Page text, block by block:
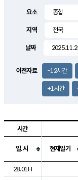
요소
지역
날짜
이전자료 -12시간
+1시간
도시별 기상실황표로
시간
일.시 현재일기
28.01H